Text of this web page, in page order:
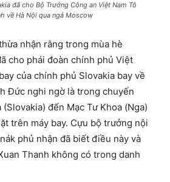
đã cho Bộ Trưởng Công an Việt Nam Tô
về Hà Nội qua ngả Moscow
nhận rằng trong mùa hè
cho phái đoàn chính phủ Việt
của chính phủ Slovakia bay về
Đức nghi ngờ là trong chuyến
đến Mạc Tư Khoa (Nga)
trên máy bay. Cựu bộ trưởng nội
phủ nhận đã biết điều này và
Thanh không có trong danh